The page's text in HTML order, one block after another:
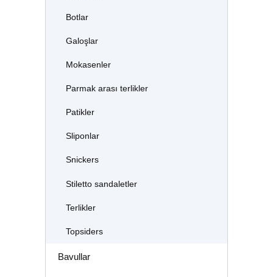
Botlar
Galoşlar
Mokasenler
Parmak arası terlikler
Patikler
Sliponlar
Snickers
Stiletto sandaletler
Terlikler
Topsiders
Bavullar